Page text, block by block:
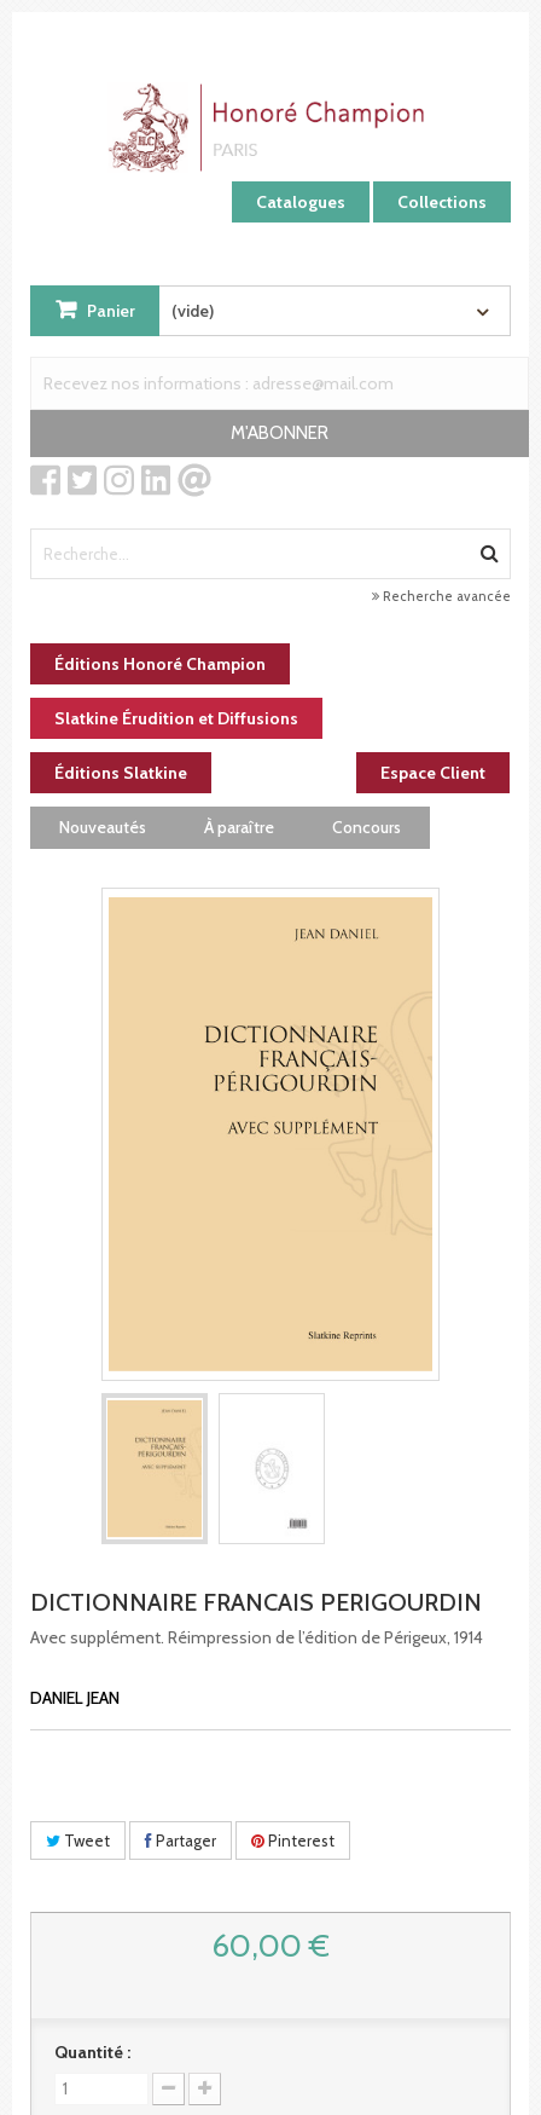
Catalogues Collections
Panier (vide)
M'ABONNER
Recherche avancée
Éditions Honoré Champion
Slatkine Érudition et Diffusions
Éditions Slatkine Espace Client
Nouveautés À paraître Concours
DICTIONNAIRE FRANCAIS PERIGOURDIN
Avec supplément. Réimpression de l’édition de Périgeux, 1914
DANIEL JEAN
Tweet Partager Pinterest
60,00 €
Quantité :